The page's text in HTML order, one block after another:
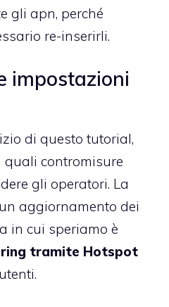
gli apn, perché
re-inserirli.
impostazioni
di questo tutorial,
contromisure
gli operatori. La
aggiornamento dei
in cui speriamo è
tramite Hotspot